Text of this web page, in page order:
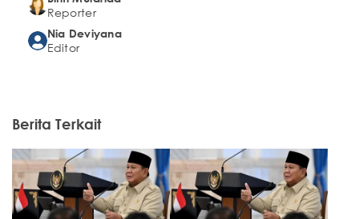
Reporter
Nia Deviyana
Editor
Berita Terkait